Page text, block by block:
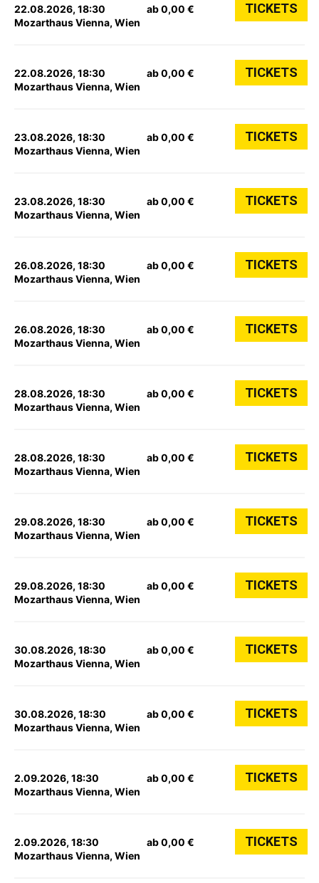
22.08.2026, 18:30
Mozarthaus Vienna, Wien
ab 0,00 € TICKETS
22.08.2026, 18:30
Mozarthaus Vienna, Wien
ab 0,00 € TICKETS
23.08.2026, 18:30
Mozarthaus Vienna, Wien
ab 0,00 € TICKETS
23.08.2026, 18:30
Mozarthaus Vienna, Wien
ab 0,00 € TICKETS
26.08.2026, 18:30
Mozarthaus Vienna, Wien
ab 0,00 € TICKETS
26.08.2026, 18:30
Mozarthaus Vienna, Wien
ab 0,00 € TICKETS
28.08.2026, 18:30
Mozarthaus Vienna, Wien
ab 0,00 € TICKETS
28.08.2026, 18:30
Mozarthaus Vienna, Wien
ab 0,00 € TICKETS
29.08.2026, 18:30
Mozarthaus Vienna, Wien
ab 0,00 € TICKETS
29.08.2026, 18:30
Mozarthaus Vienna, Wien
ab 0,00 € TICKETS
30.08.2026, 18:30
Mozarthaus Vienna, Wien
ab 0,00 € TICKETS
30.08.2026, 18:30
Mozarthaus Vienna, Wien
ab 0,00 € TICKETS
2.09.2026, 18:30
Mozarthaus Vienna, Wien
ab 0,00 € TICKETS
2.09.2026, 18:30
Mozarthaus Vienna, Wien
ab 0,00 € TICKETS